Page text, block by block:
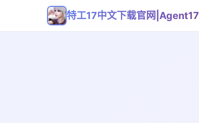
特工17中文下载官网|Agent17